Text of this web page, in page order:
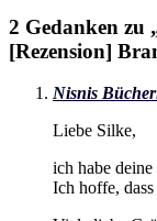
2 Gedanken zu
[Rezension]
Nisnis
Liebe Silke,
ich habe
Ich hoffe,